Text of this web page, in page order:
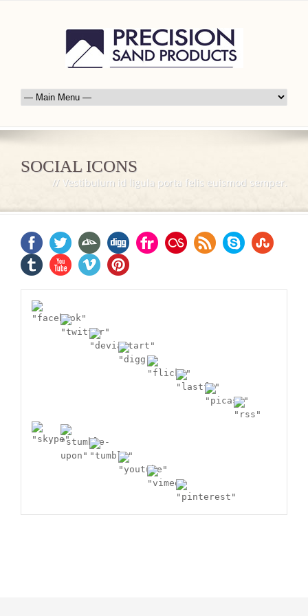
SOCIAL ICONS
// Vestibulum id ligula porta felis euismod semper.